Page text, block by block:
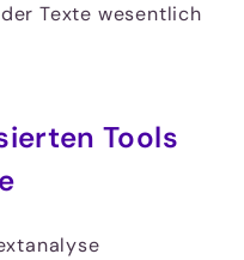
Texte wesentlich
Tools